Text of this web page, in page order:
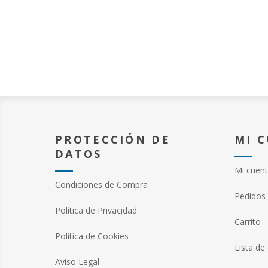
ilegalidad. (Jamr,
Tantos años... y
PROTECCIÓN DE
DATOS
Condiciones de Compra
Política de Privacidad
Política de Cookies
Aviso Legal
MI
Mi
Pedidos
Carrito
Lista de